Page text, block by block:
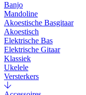
Banjo
Mandoline
Akoestische Basgitaar
Akoestisch
Elektrische Bas
Elektrische Gitaar
Klassiek
Ukelele
Versterkers